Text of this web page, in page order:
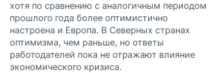
хотя по сравнению с аналогичным периодом
прошлого года более оптимистично
настроена и Европа. В Северных странах
оптимизма, чем раньше, но ответы
работодателей пока не отражают влияние
экономического кризиса.